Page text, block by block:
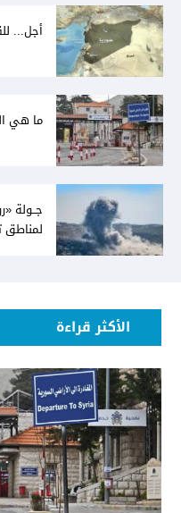
أجل...
ما هي
لمناطق
الأكثر قراءة